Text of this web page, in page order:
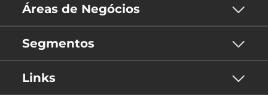
Áreas de Negócios
Segmentos
Links